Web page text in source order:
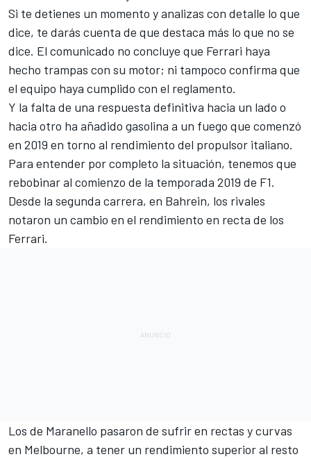
Si te detienes un momento y analizas con detalle lo que
dice, te darás cuenta de que destaca más lo que no se
dice. El comunicado no concluye que Ferrari haya
hecho trampas con su motor; ni tampoco confirma que
el equipo haya cumplido con el reglamento.
Y la falta de una respuesta definitiva hacia un lado o
hacia otro ha añadido gasolina a un fuego que comenzó
en 2019 en torno al rendimiento del propulsor italiano.
Para entender por completo la situación, tenemos que
rebobinar al comienzo de la temporada 2019 de F1.
Desde la segunda carrera, en Bahrein, los rivales
notaron un cambio en el rendimiento en recta de los
Ferrari.
Los de Maranello pasaron de sufrir en rectas y curvas
en Melbourne, a tener un rendimiento superior al resto